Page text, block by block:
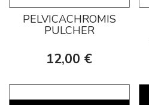
PELVICACHROMIS
PULCHER
12,00 €